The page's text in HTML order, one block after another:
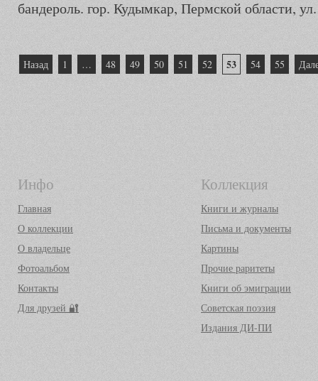
бандероль. гор. Кудымкар, Пермской области,
Пагинация
Назад 1 … 48 49 50 51 52 53 54 55
Инфо
Главная
О коллекции
О владельце
Фотоальбом
Контакты
Для друзей 🔐
Коллекция
Книги и журналы
Письма и документы
Картины
Прочие раритеты
Книги об эмиграции
Советская поэзия
Издания ДИ-ПИ